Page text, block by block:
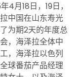
4月18日，19日，
中国在山东寿光
为期2天的年度总
，海泽拉全体中
，海泽拉以色列
球番茄产品经理